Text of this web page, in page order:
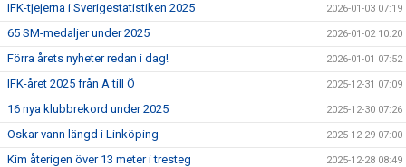
IFK-tjejerna i Sverigestatistiken 2025 2026-01-03 07:19
65 SM-medaljer under 2025 2026-01-02 10:20
Förra årets nyheter redan i dag! 2026-01-01 07:52
IFK-året 2025 från A till Ö 2025-12-31 07:09
16 nya klubbrekord under 2025 2025-12-30 07:26
Oskar vann längd i Linköping 2025-12-29 07:00
Kim återigen över 13 meter i tresteg 2025-12-28 08:49